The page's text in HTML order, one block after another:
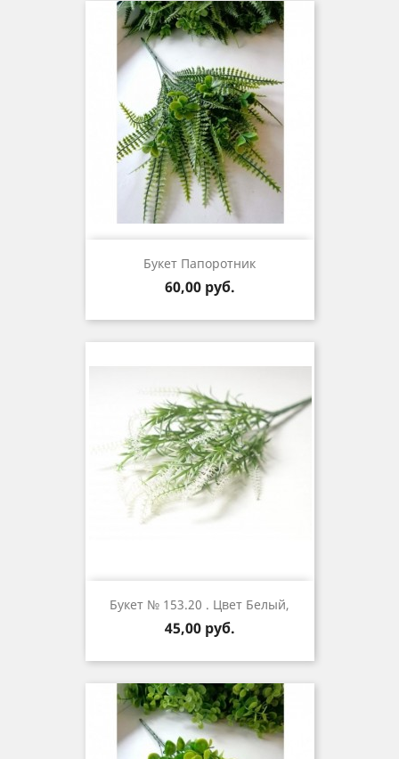
Букет Папоротник
Цена
60,00 руб.
Букет № 153.20 . Цвет Белый,
Цена
45,00 руб.